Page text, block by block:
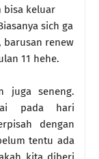
bisa keluar
sich ga
barusan renew
11 hehe.
juga seneng.
pada hari
dengan
tentu ada